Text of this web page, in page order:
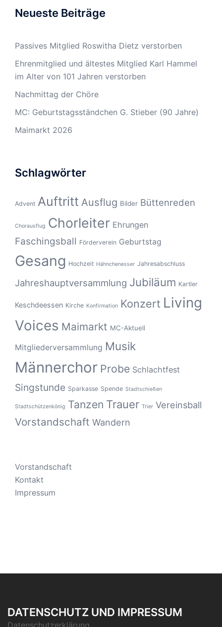
Neueste Beiträge
Passives Mitglied Roswitha Dietz verstorben
Ehrenmitglied und ältestes Mitglied Karl Hammel
im Alter von 101 Jahren verstorben
Nachmittag der Chöre
MC: Geburtstagsständchen G. Stieber (90 Jahre)
Maimarkt 2026
Schlagwörter
Advent Auftritt Ausflug Bilder Büttenreden
Chorausflug Chorleiter Ehrungen
Faschingsball Förderverein Geburtstag
Gesang Hochzeit Hähnchenesser Jahresabschluss
Jahreshauptversammlung Jubiläum Kartler
Keschdeessen Kirche Konfirmation Konzert Living
Voices Maimarkt MC-Aktuell
Mitgliederversammlung Musik
Männerchor Probe Schlachtfest
Singstunde Sparkasse Spende Stadtschießen
Stadtschützenkönig Tanzen Trauer Trier Vereinsball
Vorstandschaft Wandern
Vorstandschaft
Kontakt
Impressum
DATENSCHUTZ UND IMPRESSUM
Datenschutzerklärung